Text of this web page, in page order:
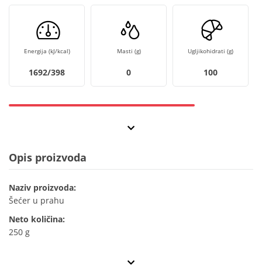
Energija (kJ/kcal)
1692/398
Masti (g)
0
Ugljikohidrati (g)
100
Opis proizvoda
Naziv proizvoda:
Šećer u prahu
Neto količina:
250 g